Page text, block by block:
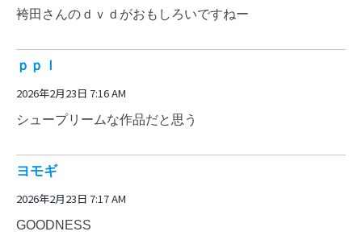
袴田さんのｄｖｄがおもしろいですねー
ｐｐｌ
2026年2月23日 7:16 AM
シュープリームな作品だと思う
ヨモギ
2026年2月23日 7:17 AM
GOODNESS